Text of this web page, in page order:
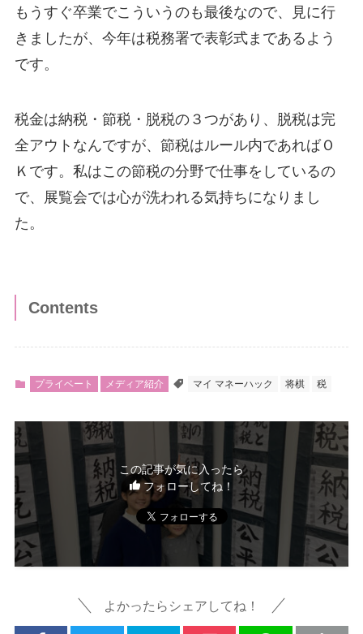
もうすぐ卒業でこういうのも最後なので、見に行
きましたが、今年は税務署で表彰式まであるよう
です。
税金は納税・節税・脱税の３つがあり、脱税は完
全アウトなんですが、節税はルール内であればＯ
Ｋです。私はこの節税の分野で仕事をしているの
で、展覧会では心が洗われる気持ちになりまし
た。
Contents
プライベート メディア紹介 マイ マネーハック 将棋 税
この記事が気に入ったら
フォローしてね！
よかったらシェアしてね！